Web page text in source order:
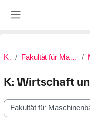
Kurse Fakultät für Maschinenbau und Verfahrenstechnik
K: Wirtschaft
Kursbereiche